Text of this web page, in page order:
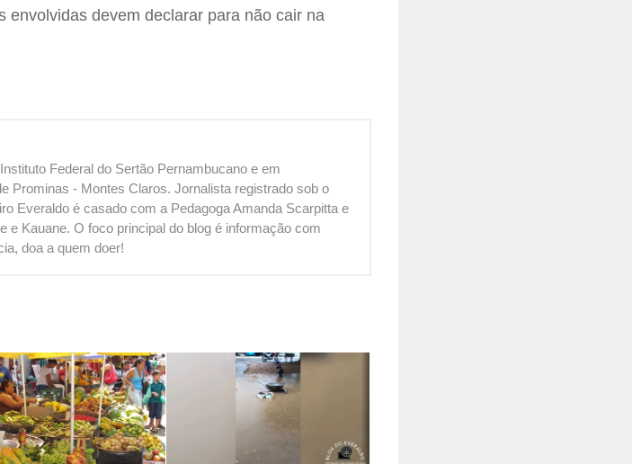
envolvidas devem declarar para não cair na
Federal do Sertão Pernambucano e em
Prominas - Montes Claros. Jornalista registrado sob o
Everaldo é casado com a Pedagoga Amanda Scarpitta e
e Kauane. O foco principal do blog é informação com
doa a quem doer!